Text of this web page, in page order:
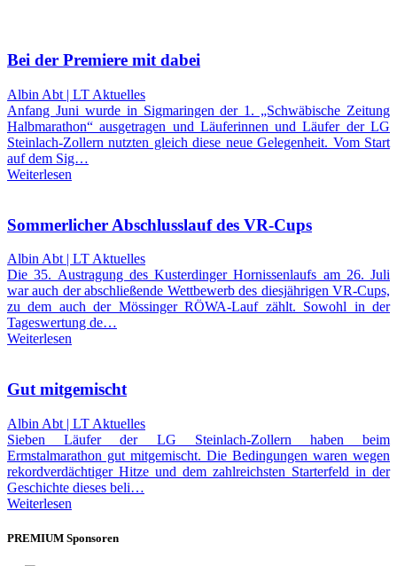
Bei der Premiere mit dabei
Albin Abt | LT Aktuelles
Anfang Juni wurde in Sigmaringen der 1. „Schwäbische Zeitung
Halbmarathon“ ausgetragen und Läuferinnen und Läufer der LG
Steinlach-Zollern nutzten gleich diese neue Gelegenheit. Vom Start
auf dem Sig…
Weiterlesen
Sommerlicher Abschlusslauf des VR-Cups
Albin Abt | LT Aktuelles
Die 35. Austragung des Kusterdinger Hornissenlaufs am 26. Juli
war auch der abschließende Wettbewerb des diesjährigen VR-Cups,
zu dem auch der Mössinger RÖWA-Lauf zählt. Sowohl in der
Tageswertung de…
Weiterlesen
Gut mitgemischt
Albin Abt | LT Aktuelles
Sieben Läufer der LG Steinlach-Zollern haben beim
Ermstalmarathon gut mitgemischt. Die Bedingungen waren wegen
rekordverdächtiger Hitze und dem zahlreichsten Starterfeld in der
Geschichte dieses beli…
Weiterlesen
PREMIUM Sponsoren